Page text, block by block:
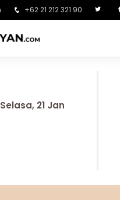
+62 21 212 321 90
Selasa, 21 Jan